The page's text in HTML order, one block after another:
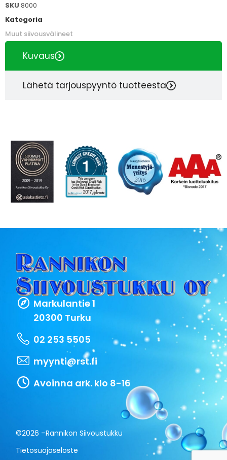
SKU 8000
Kategoria
Muut siivousvälineet
Kuvaus
Lähetä tarjouspyyntö tuotteesta
Markulantie 1
20300 Turku
02 253 5505
myynti@rst.fi
Avoinna ark. klo 8-16
©2026 –Rannikon Siivoustukku
Tietosuojaseloste